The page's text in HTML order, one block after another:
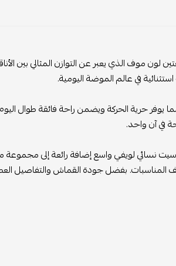
موف الذي يعبر عن التوازن المثالي بين
في عالم الموضة اليومية.
يوفر حرية الحركة ويضمن راحة فائقة طوال
في آن واحد.
سيت نسائي لويفي واسع إضافة رائعة إلى
بفضل جودة القماش والتفاصيل